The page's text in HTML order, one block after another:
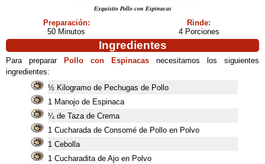
Exquisito Pollo con Espinacas
Preparación:
50 Minutos
Rinde:
4 Porciones
Ingredientes
Para preparar Pollo con Espinacas necesitamos los siguientes
ingredientes:
½ Kilogramo de Pechugas de Pollo
1 Manojo de Espinaca
¼ de Taza de Crema
1 Cucharada de Consomé de Pollo en Polvo
1 Cebolla
1 Cucharadita de Ajo en Polvo